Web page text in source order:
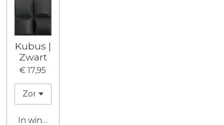
Kubus |
Zwart
€ 17,95
In winkelwagen